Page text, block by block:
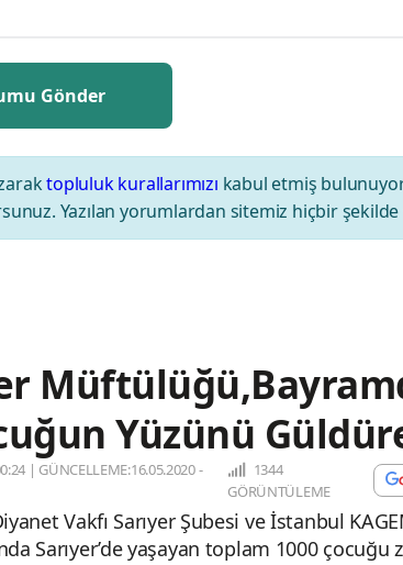
topluluk kurallarımızı kabul etmiş
Yazılan yorumlardan sitemiz hiçbir
Yüzünü
| GÜNCELLEME:16.05.2020 -
1344
GÖRÜNTÜLEME
Vakfı Sarıyer Şubesi ve İstanbul
Sarıyer’de yaşayan toplam 1000